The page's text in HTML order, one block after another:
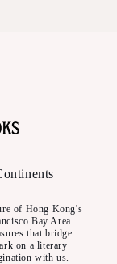
of Hong Kong's
Bay Area.
that bridge
on a literary
with us.